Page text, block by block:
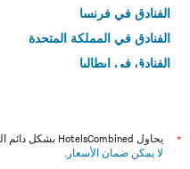
الفنادق في فرنسا
الفنادق في المملكة المتحدة
الفنادق في إيطاليا
*
يحاول HotelsCombined بشكل دائم الحصول على الأسعار الدقيقة، ولكن
لا يمكن ضمان الأسعار .